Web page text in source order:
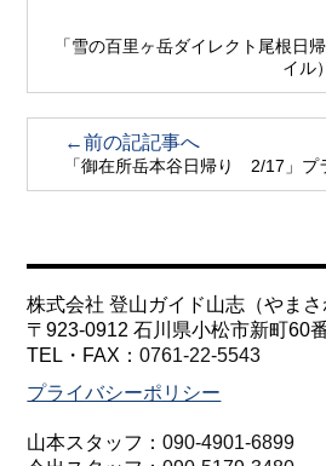
「雪の百里ヶ岳ダイレクト尾根
イル
←前の記記事へ
「御在所岳本谷日帰り 2/17」プ
株式会社 登山ガイド山志（やまさ
〒923-0912 石川県小松市新町60
TEL・FAX：0761-22-5543
プライバシーポリシー
山本スタッフ：090-4901-6899